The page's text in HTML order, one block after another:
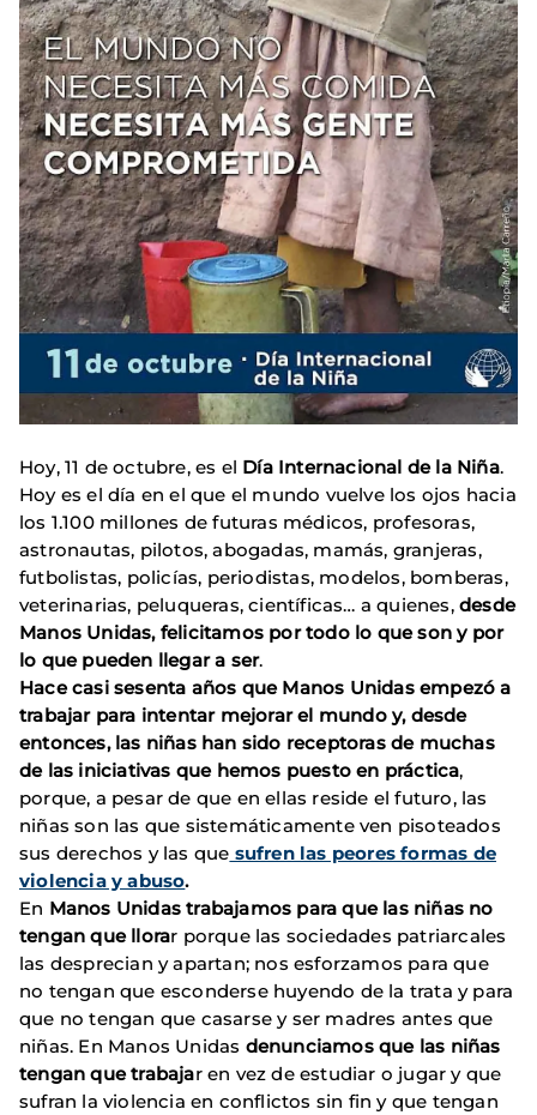
Hoy, 11 de octubre, es el Día Internacional de la Niña.
Hoy es el día en el que el mundo vuelve los ojos hacia
los 1.100 millones de futuras médicos, profesoras,
astronautas, pilotos, abogadas, mamás, granjeras,
futbolistas, policías, periodistas, modelos, bomberas,
veterinarias, peluqueras, científicas… a quienes,desde
Manos Unidas, felicitamos por todo lo que son y por
lo que pueden llegar a ser.
Hace casi sesenta años que Manos Unidas empezó a
trabajar para intentar mejorar el mundo y, desde
entonces, las niñas han sido receptoras de muchas
de las iniciativas que hemos puesto en práctica,
porque, a pesar de que en ellas reside el futuro, las
niñas son las que sistemáticamente ven pisoteados
sus derechos y las que sufren las peores formas de
violencia y abuso.
En Manos Unidas trabajamos para que las niñas no
tengan que llorar porque las sociedades patriarcales
las desprecian y apartan; nos esforzamos para que
no tengan que esconderse huyendo de la trata y para
que no tengan que casarse y ser madres antes que
niñas. En Manos Unidas denunciamos que las niñas
tengan que trabajar en vez de estudiar o jugar y que
sufran la violencia en conflictos sin fin y que tengan